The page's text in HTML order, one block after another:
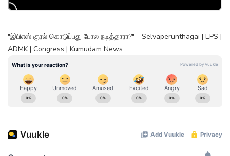
"இபிஎஸ் குரல் கொடுப்பது போல நடித்தாரா?" - Selvaperunthagai | EPS |
ADMK | Congress | Kumudam News